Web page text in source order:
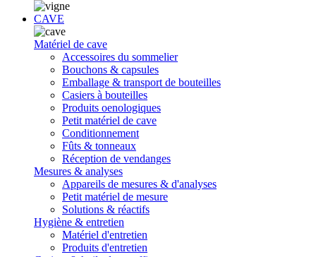
CAVE
Matériel de cave
Accessoires du sommelier
Bouchons & capsules
Emballage & transport de bouteilles
Casiers à bouteilles
Produits oenologiques
Petit matériel de cave
Conditionnement
Fûts & tonneaux
Réception de vendanges
Mesures & analyses
Appareils de mesures & d'analyses
Petit matériel de mesure
Solutions & réactifs
Hygiène & entretien
Matériel d'entretien
Produits d'entretien